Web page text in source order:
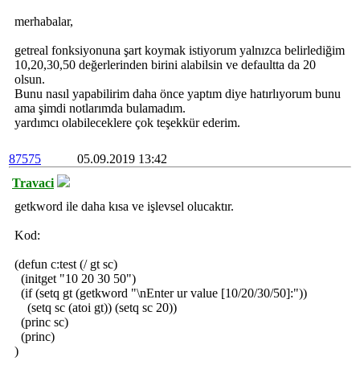
merhabalar,
getreal fonksiyonuna şart koymak istiyorum yalnızca belirlediğim
10,20,30,50 değerlerinden birini alabilsin ve defaultta da 20
olsun.
Bunu nasıl yapabilirim daha önce yaptım diye hatırlıyorum bunu
ama şimdi notlarımda bulamadım.
yardımcı olabileceklere çok teşekkür ederim.
87575
05.09.2019 13:42
Travaci
getkword ile daha kısa ve işlevsel olucaktır.
Kod:
(defun c:test (/ gt sc)
(initget "10 20 30 50")
(if (setq gt (getkword "\nEnter ur value [10/20/30/50]:"))
(setq sc (atoi gt)) (setq sc 20))
(princ sc)
(princ)
)